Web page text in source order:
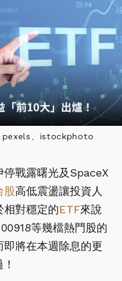
pexels、istockphoto
戰露曙光及SpaceX
股高低震盪讓投資人
相對穩定的ETF來說
等幾檔熱門股的
將在本週除息的更